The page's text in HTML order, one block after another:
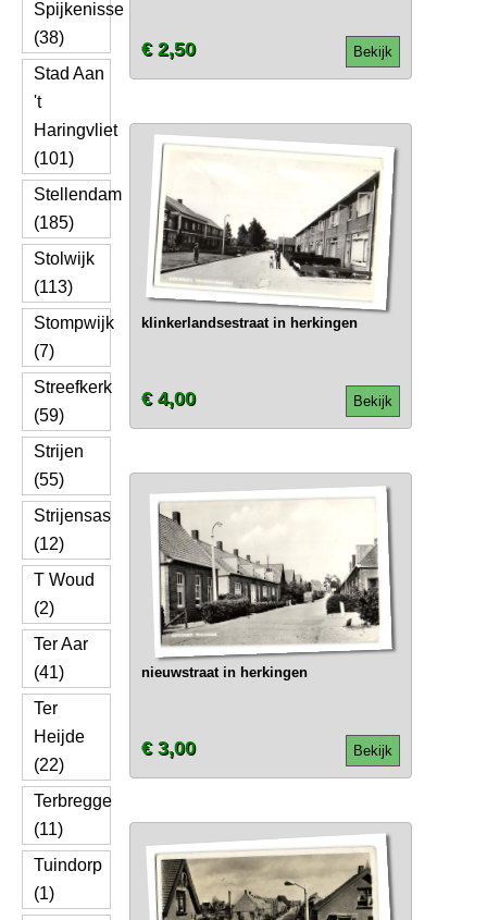
Spijkenisse
(38)
Stad Aan
't
Haringvliet
(101)
Stellendam
(185)
Stolwijk
(113)
Stompwijk
(7)
Streefkerk
(59)
Strijen
(55)
Strijensas
(12)
T Woud
(2)
Ter Aar
(41)
Ter
Heijde
(22)
Terbregge
(11)
Tuindorp
(1)
Bekijk
€ 2,50
klinkerlandsestraat in herkingen
Bekijk
€ 4,00
nieuwstraat in herkingen
Bekijk
€ 3,00